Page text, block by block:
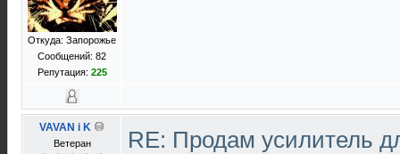
Откуда: Запорожье
Сообщений: 82
Репутация: 225
VAVAN i K
Ветеран
RE: Продам усилитель